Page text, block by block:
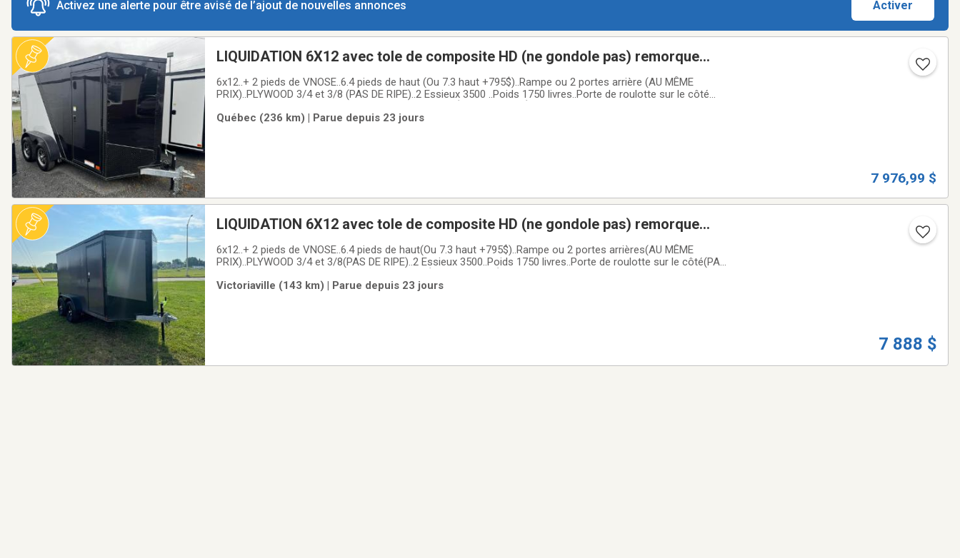
Activez une alerte pour être avisé de l’ajout de nouvelles annonces Activer
LIQUIDATION 6X12 avec tole de composite HD (ne gondole pas) remorque
fermée trailer cargo fermer (frame peinturé ou galvanisé +$$$)
6x12..+ 2 pieds de VNOSE..6.4 pieds de haut (Ou 7.3 haut +795$)..Rampe ou 2 portes arrière (AU MÊME
PRIX)..PLYWOOD 3/4 et 3/8 (PAS DE RIPE)..2 Essieux 3500 ..Poids 1750 livres..Porte de roulotte sur le côté
fois plus épais (NE BALOUNE PAS AU
Québec (236 km) | Parue depuis 23 jours
7 976,99 $
LIQUIDATION 6X12 avec tole de composite HD (ne gondole pas) remorque
fermée trailer cargo fermer (frame peinturé ou galvanisé +977$)
6x12..+ 2 pieds de VNOSE..6.4 pieds de haut(Ou 7.3 haut +795$)..Rampe ou 2 portes arrières(AU MÊME
PRIX)..PLYWOOD 3/4 et 3/8(PAS DE RIPE)..2 Essieux 3500..Poids 1750 livres..Porte de roulotte sur le côté(PAS
plus épais(NE BALOUNE PAS AU SOLEIL ET
Victoriaville (143 km) | Parue depuis 23 jours
7 888 $